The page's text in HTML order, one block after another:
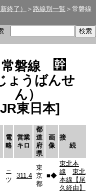
終了） ＞ 路線別一覧 ＞常磐線
常磐線
ょうばんせ
ん）
東日本]
電
略
営業
キロ
都
道
府
県
画
像
接
続
ニ
ツ
311.4
東
京
都
■◆
東北本
線
東北
本線【尾
久経由】